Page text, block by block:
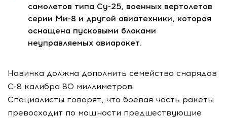
самолетов типа Су-25, военных вертолетов
серии Ми-8 и другой авиатехники, которая
оснащена пусковыми блоками
неуправляемых авиаракет.
Новинка должна дополнить семейство снарядов
С-8 калибра 80 миллиметров.
Специалисты говорят, что боевая часть ракеты
превосходит по мощности предшествующие